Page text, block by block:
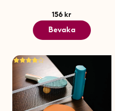
156 kr
Bevaka